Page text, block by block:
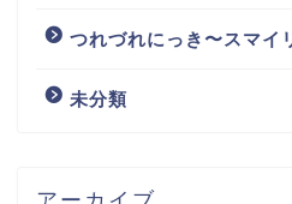
つれづれにっき〜スマイ
未分類